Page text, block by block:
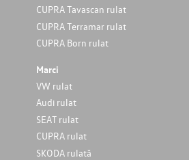
CUPRA Tavascan rulat
CUPRA Terramar rulat
CUPRA Born rulat
Marci
VW rulat
Audi rulat
SEAT rulat
CUPRA rulat
SKODA rulată